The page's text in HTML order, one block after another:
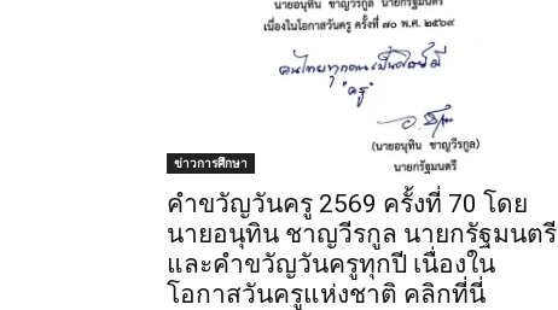
ข่าวการศึกษา
คําขวัญวันครู 2569 ครั้งที่ 70 โดย
นายอนุทิน ชาญวีรกูล นายกรัฐมนตรี
และคำขวัญวันครูทุกปี เนื่องใน
โอกาสวันครูแห่งชาติ คลิกที่นี่